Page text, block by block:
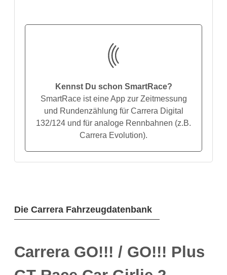
Die Carrera Fahrzeugdatenbank
Carrera GO!!! / GO!!! Plus
Kennst Du schon SmartRace?
SmartRace ist eine App zur Zeitmessung
und Rundenzählung für Carrera Digital
132/124 und für analoge Rennbahnen (z.B.
Carrera Evolution).